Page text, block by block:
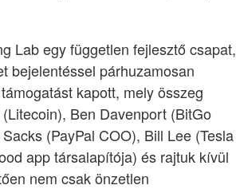
Lab egy független fejlesztő csapat,
bejelentéssel párhuzamosan
kapott, mely összeg
Ben Davenport (BitGo
(PayPal COO), Bill Lee (Tesla
app társalapítója) és rajtuk kívül
nem csak önzetlen